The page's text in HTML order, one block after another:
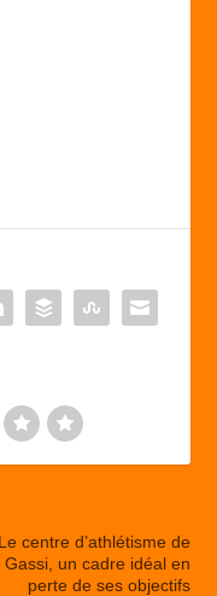
Le centre d’athlétisme de
Gassi, un cadre idéal en
perte de ses objectifs